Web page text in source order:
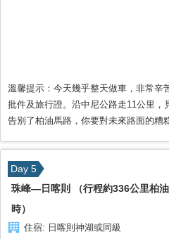
溫馨提示：今天幾乎整天做車，非常辛
批件及旅行證。沿中尼公路走11公里
告別了柏油馬路，你要對未來路面的糟
Day 5
珠峰—日喀則 （行程約336公里柏
時）
住宿: 日喀則神湖或同級